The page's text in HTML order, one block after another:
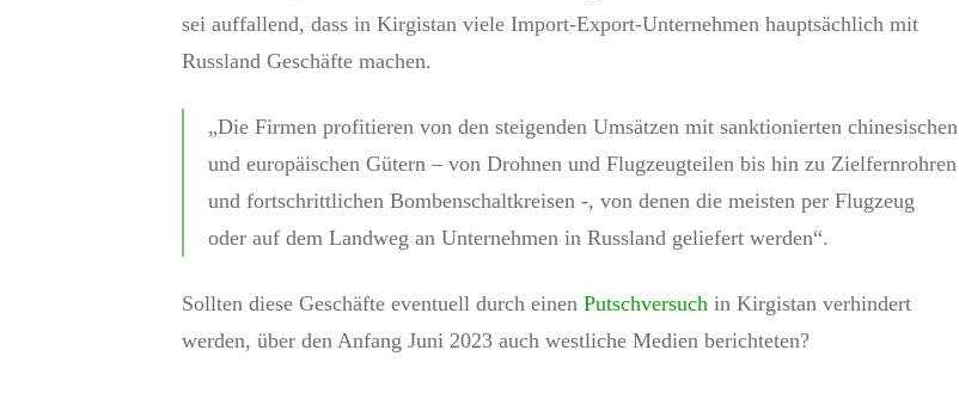
sei auffallend, dass in Kirgistan viele Import-Export-Unternehmen hauptsächlich mit
Russland Geschäfte machen.
„Die Firmen profitieren von den steigenden Umsätzen mit sanktionierten chinesischen
und europäischen Gütern – von Drohnen und Flugzeugteilen bis hin zu Zielfernrohren
und fortschrittlichen Bombenschaltkreisen -, von denen die meisten per Flugzeug
oder auf dem Landweg an Unternehmen in Russland geliefert werden“.
Sollten diese Geschäfte eventuell durch einen Putschversuch in Kirgistan verhindert
werden, über den Anfang Juni 2023 auch westliche Medien berichteten?